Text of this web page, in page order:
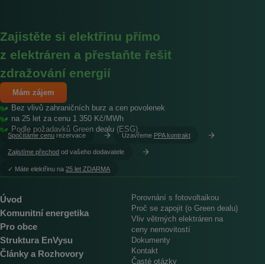
Zajistěte si elektřinu přímo
z elektráren a přestaňte řešit
zdražování energií
Mám zájem
Bez vlivů zahraničních burz a cen povolenek
na 25 let za cenu 1 350 Kč/MWh
Podle požadavků Green dealu (ESG)
Spočítáme cenu rezervace Uzavřeme PPA kontrakt
Zajistíme přechod od vašeho dodavatele
︎✓ Máte elektřinu na25 let ZDARMA
Úvod
Komunitní energetika
Pro obce
Struktura EnVysu
Články a Rozhovory
Porovnání s fotovoltaikou
Proč se zapojit (o Green dealu)
Vliv větrných elektráren na
ceny nemovitostí
Dokumenty
Kontakt
Časté otázky